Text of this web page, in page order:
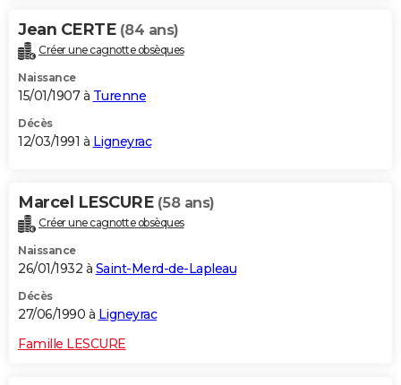
Jean CERTE (84 ans)
Créer une cagnotte obsèques
Naissance
15/01/1907 à Turenne
Décès
12/03/1991 à Ligneyrac
Marcel LESCURE (58 ans)
Créer une cagnotte obsèques
Naissance
26/01/1932 à Saint-Merd-de-Lapleau
Décès
27/06/1990 à Ligneyrac
Famille LESCURE